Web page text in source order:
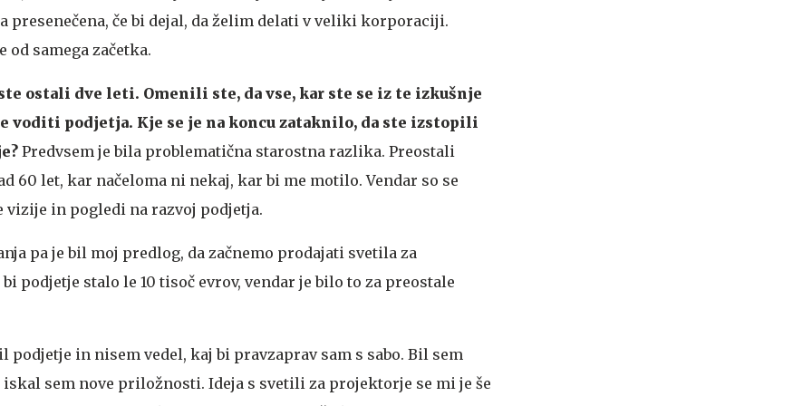
presenečena, če bi dejal, da želim delati v veliki korporaciji.
od samega začetka.
ostali dve leti. Omenili ste, da vse, kar ste se iz te izkušnje
voditi podjetja. Kje se je na koncu zataknilo, da ste izstopili
Predvsem je bila problematična starostna razlika. Preostali
60 let, kar načeloma ni nekaj, kar bi me motilo. Vendar so se
in pogledi na razvoj podjetja.
pa je bil moj predlog, da začnemo prodajati svetila za
podjetje stalo le 10 tisoč evrov, vendar je bilo to za preostale
podjetje in nisem vedel, kaj bi pravzaprav sam s sabo. Bil sem
sem nove priložnosti. Ideja s svetili za projektorje se mi je še